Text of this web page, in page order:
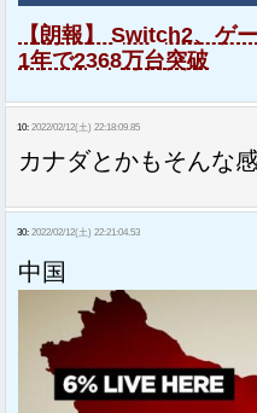
【朗報】 Switch2、ゲ
1年で2368万台突破
10: 2022/02/12(土) 22:18:09.85
カナダとかもそんな
30: 2022/02/12(土) 22:21:04.53
中国